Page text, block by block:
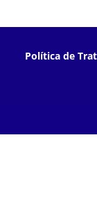
Política de